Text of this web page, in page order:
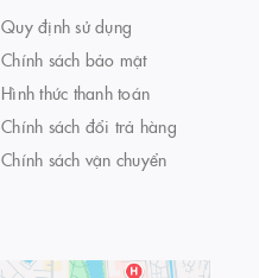
Quy định sử dụng
Chính sách bảo mật
Hình thức thanh toán
Chính sách đổi trả hàng
Chính sách vận chuyển